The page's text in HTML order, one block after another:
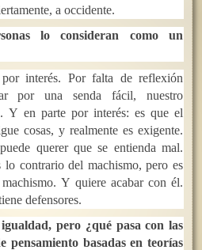
a occidente.
lo consideran como un
interés. Por falta de reflexión
por una senda fácil, nuestro
Y en parte por interés: es que el
cosas, y realmente es exigente.
querer que se entienda mal.
contrario del machismo, pero es
Y quiere acabar con él.
defensores.
pero ¿qué pasa con las
pensamiento basadas en teorías